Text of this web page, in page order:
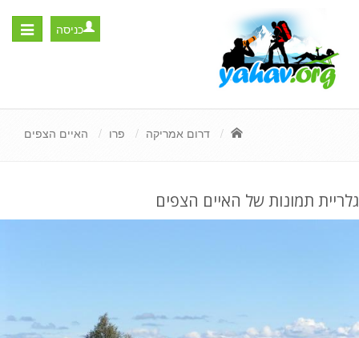
Toggle
כניסה
דרום אמריקה פרו האיים הצפים
גלריית תמונות של האיים הצפים